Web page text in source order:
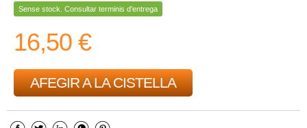
Sense stock. Consultar terminis d'entrega
16,50 €
AFEGIR A LA CISTELLA